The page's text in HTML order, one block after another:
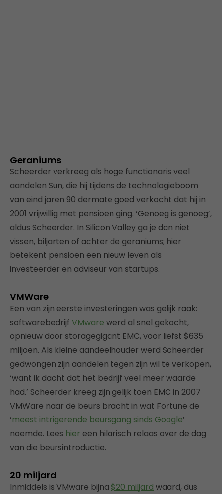
Geraniums
Scheerder verkreeg als hoge functionaris veel
aandelen Sun, die hij tijdens de technologieboom
van eind jaren 90 dermate goed verkocht dat hij in
2001 vrijwillig met pensioen ging. ‘Genoeg is genoeg’,
aldus Scheerder. In Silicon Valley ga je dan niet
vissen, biljarten of achter de geraniums; hier
betekent pensioen een nieuw leven als
investeerder en adviseur van startups.
VMWare
Een van zijn eerste investeringen was gelijk raak:
softwarebedrijf VMware werd al snel gekocht,
opnieuw door storagegigant EMC, voor liefst $635
miljoen. Als kleine aandeelhouder werd Scheerder
gedwongen zijn aandelen tegen zijn wil te verkopen,
‘want ik dacht dat het bedrijf veel meer waarde
had.’ Scheerder kreeg zijn gelijk toen EMC in 2007
VMWare naar de beurs bracht in wat Fortune de
‘meest intrigerende beursgang sinds Google’
noemde. Lees hier een hilarisch relaas over de dag
van die beursintroductie.
20 miljard
Inmiddels is VMware bijna $20 miljard waard, dus